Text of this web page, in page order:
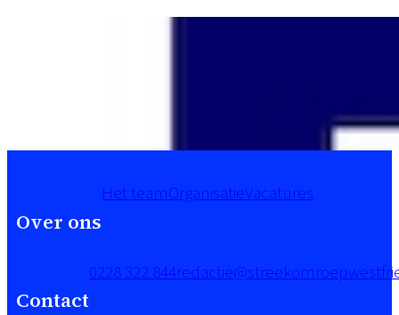
Over ons
Het teamOrganisatieVacatures
Contact
0228 322 844